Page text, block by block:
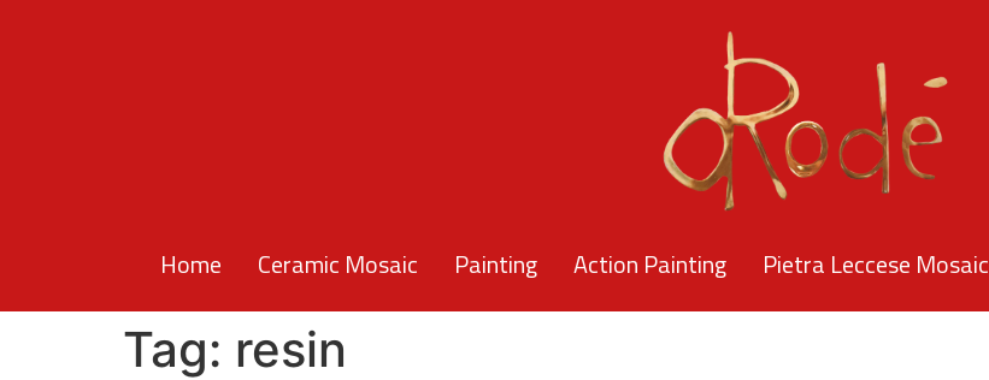
Home Ceramic Mosaic Painting Action Painting Pietra Leccese Mosaic
Tag: resin